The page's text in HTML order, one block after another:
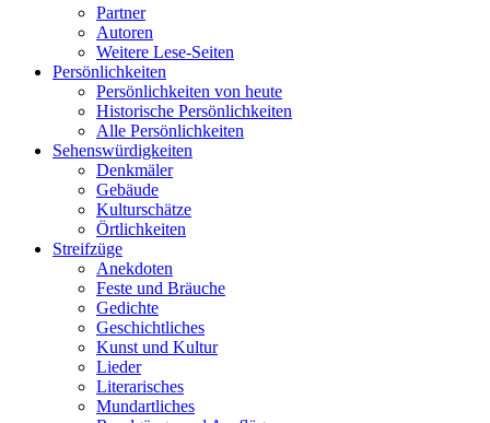
Partner
Autoren
Weitere Lese-Seiten
Persönlichkeiten
Persönlichkeiten von heute
Historische Persönlichkeiten
Alle Persönlichkeiten
Sehenswürdigkeiten
Denkmäler
Gebäude
Kulturschätze
Örtlichkeiten
Streifzüge
Anekdoten
Feste und Bräuche
Gedichte
Geschichtliches
Kunst und Kultur
Lieder
Literarisches
Mundartliches